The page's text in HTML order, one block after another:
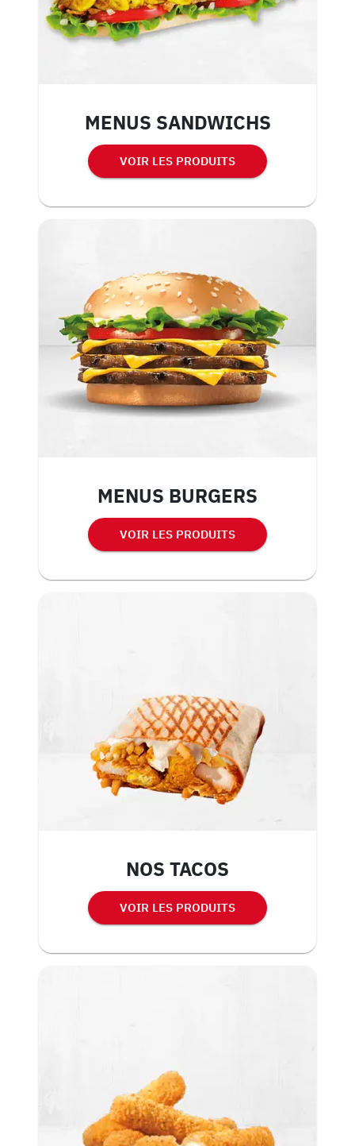
MENUS SANDWICHS
VOIR LES PRODUITS
MENUS BURGERS
VOIR LES PRODUITS
NOS TACOS
VOIR LES PRODUITS